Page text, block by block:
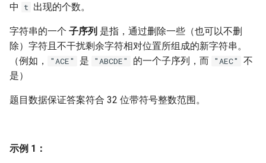
索
引
擎
4. 寻找两个正序数组的中位数
5. 最长回文子串
6. Z 字形变换
7. 整数反转
9. 回文数
6. 从尾到头打印链表
7. 重建二叉树
9. 用两个栈实现队列
10.1. 斐波那契数列
11. 旋转数组的最小数字
方法二
1.4. 回文排列
1.5. 一次编辑
1.6. 字符串压缩
1.7. 旋转矩阵
1.9. 字符串轮转
中
t 出现的个数。
字符串的一个 子序列 是指，通过删除一些（也可以不删
除）字符且不干扰剩余字符相对位置所组成的新字符串。
（例如，
"ACE" 是 "ABCDE" 的一个子序列，而 "AEC"
不
是）
题目数据保证答案符合 32 位带符号整数范围。
示例 1：